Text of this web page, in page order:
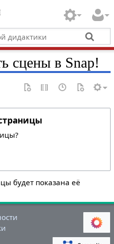
сцены в Snap!
будет показана её